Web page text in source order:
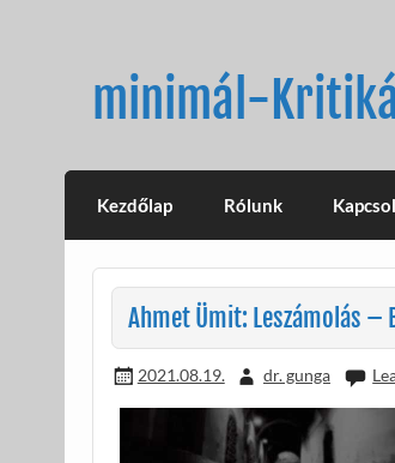
minimál-
Kezdőlap Rólunk
Ahmet Ümit: Leszámolás
2021.08.19. dr. gunga